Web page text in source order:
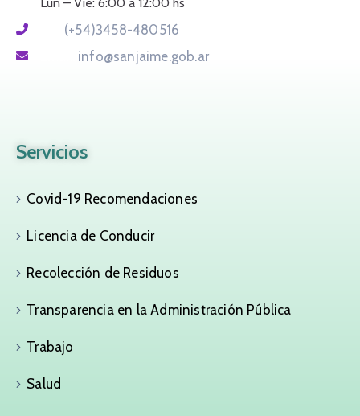
(+54)3458-480516
info@sanjaime.gob.ar
Servicios
Covid-19 Recomendaciones
Licencia de Conducir
Recolección de Residuos
Transparencia en la Administración Pública
Trabajo
Salud